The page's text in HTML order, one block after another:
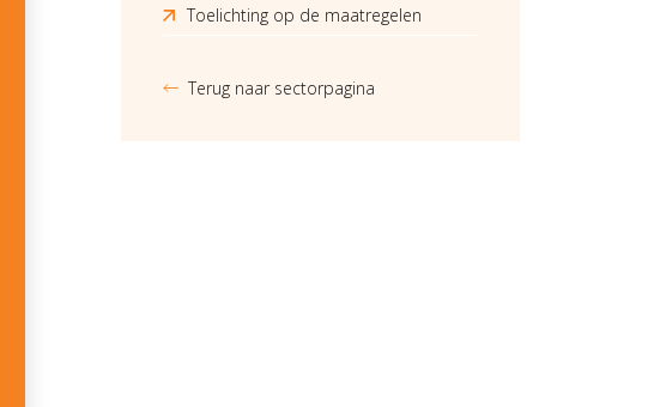
Toelichting op de maatregelen
Terug naar sectorpagina